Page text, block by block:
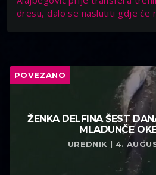
dresu, dalo se naslutiti gdje će
POVEZANO
ŽENKA DELFINA ŠEST
MLADUNČE
UREDNIK | 4.